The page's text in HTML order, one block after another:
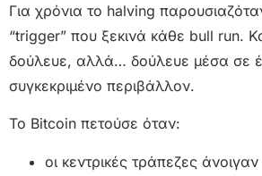
Για χρόνια το halving
“trigger” που ξεκινά κάθε bull run.
δούλευε, αλλά… δούλευε μέσα σε
συγκεκριμένο περιβάλλον.
Το Bitcoin πετούσε όταν:
οι κεντρικές τράπεζες